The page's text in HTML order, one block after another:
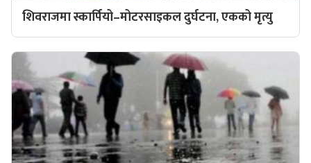
शिवराजमा स्कार्पियो–मोटरसाइकल दुर्घटना, एकको मृत्यु